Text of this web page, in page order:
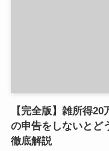
【完全版】雑所得
の申告をしないとど
徹底解説